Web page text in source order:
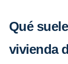
Qué
vivienda